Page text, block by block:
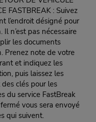
FASTBREAK : Suivez
l’endroit désigné pour
n’est pas nécessaire
les documents
Prenez note de votre
et indiquez les
puis laissez les
clés pour les
du service FastBreak
vous sera envoyé
qui suivent.